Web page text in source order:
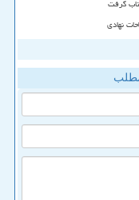
نهادی